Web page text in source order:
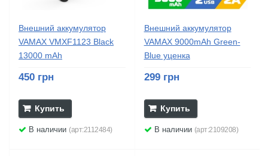
Внешний аккумулятор
VAMAX VMXF1123 Black
13000 mAh
450 грн
Купить
В наличии (арт:2112484)
Внешний аккумулятор
VAMAX 9000mAh Green-
Blue уценка
299 грн
Купить
В наличии (арт:2109208)